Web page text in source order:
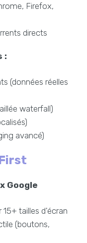
Firefox,
directs
:
(données réelles
waterfall)
avancé)
Google
15+ tailles d'écran
(boutons,